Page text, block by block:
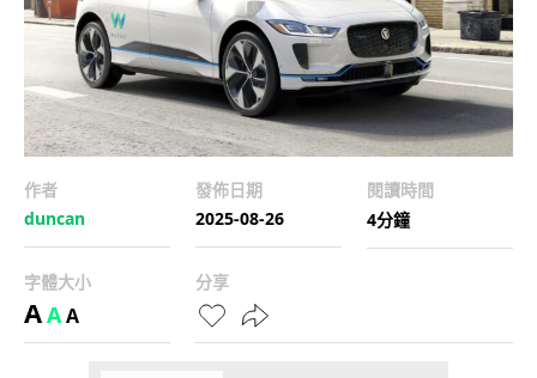
作者
duncan
發佈日期
2025-08-26
閱讀時間
4分鐘
字體大小
AAA
分享